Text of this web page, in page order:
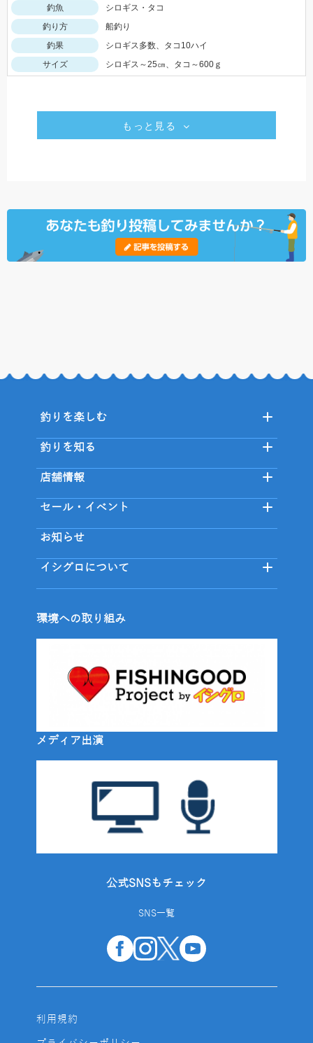
釣魚
シロギス・タコ
釣り方
船釣り
釣果
シロギス多数、タコ10ハイ
サイズ
シロギス～25㎝、タコ～600ｇ
もっと見る
釣りを楽しむ
釣りを知る
店舗情報
セール・イベント
お知らせ
イシグロについて
環境への取り組み
メディア出演
公式SNSもチェック
SNS一覧
利用規約